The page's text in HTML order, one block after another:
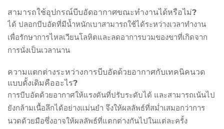
สามารถใช้อุปกรณ์บีบอัดอากาศขณะทำงานได้หรือไม่?
ได้ ปลอกบีบอัดที่มีน้ำหนักเบาสามารถใช้ได้ระหว่างเวลาทำงาน
เพื่อรักษาการไหลเวียนโลหิตและลดอาการบวมของขาที่เกิดจาก
การนั่งเป็นเวลานาน
ความแตกต่างระหว่างการบีบอัดด้วยอากาศกับเทคนิคนวด
แบบดั้งเดิมคืออะไร?
การบีบอัดด้วยอากาศให้แรงดันที่ปรับระดับได้ และสามารถเน้นไป
ยังกล้ามเนื้อลึกได้อย่างแม่นยำ จึงให้ผลลัพธ์ที่สม่ำเสมอกว่าการ
นวดด้วยมือซึ่งอาจให้ผลลัพธ์ที่แตกต่างกันไปในแต่ละครั้ง